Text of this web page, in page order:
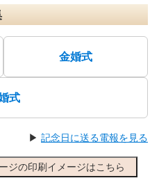
金婚式
式
▶ 記念日に送る電報を見る
ジの印刷イメージはこちら